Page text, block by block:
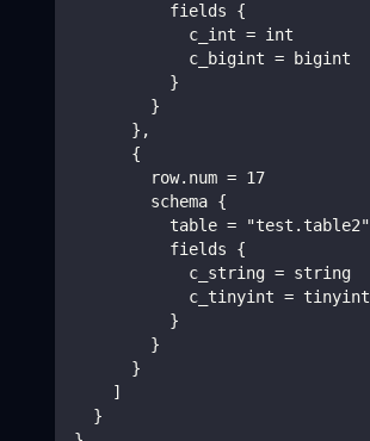
          fields {
            c_int = int
            c_bigint = bigint
          }
        }
      },
      {
        row.num = 17
        schema {
          table = "test.table2"
          fields {
            c_string = string
            c_tinyint = tinyint
          }
        }
      }
    ]
  }